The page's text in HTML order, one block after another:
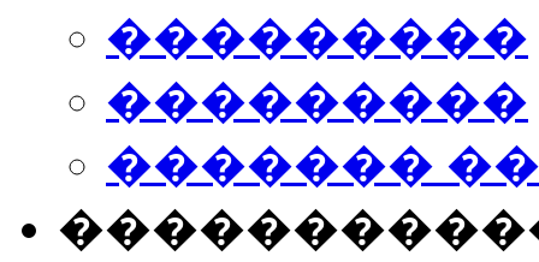
���������
���������
�������